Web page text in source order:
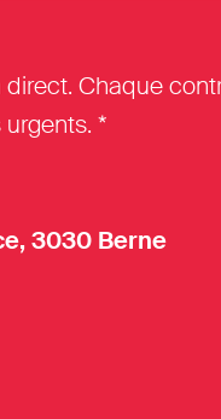
Chaque
*
3030 Berne